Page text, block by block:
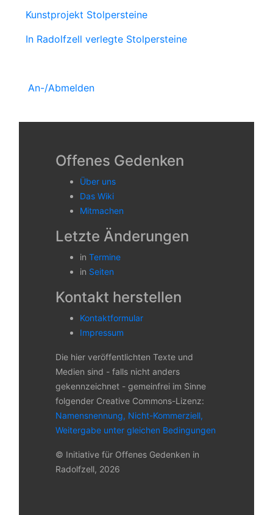
Kunstprojekt Stolpersteine
In Radolfzell verlegte Stolpersteine
An-/Abmelden
Offenes Gedenken
Über uns
Das Wiki
Mitmachen
Letzte Änderungen
in Termine
in Seiten
Kontakt herstellen
Kontaktformular
Impressum
Die hier veröffentlichten Texte und
Medien sind - falls nicht anders
gekennzeichnet - gemeinfrei im Sinne
folgender Creative Commons-Lizenz:
Namensnennung, Nicht-Kommerziell,
Weitergabe unter gleichen Bedingungen
© Initiative für Offenes Gedenken in
Radolfzell, 2026